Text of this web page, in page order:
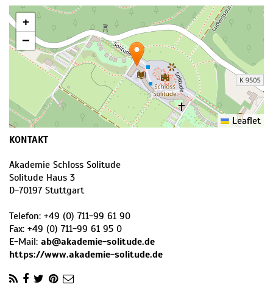
+
−
Leaflet
KONTAKT
Akademie Schloss Solitude
Solitude Haus 3
D-70197 Stuttgart
Telefon: +49 (0) 711-99 61 90
Fax: +49 (0) 711-99 61 95 0
E-Mail: ab@akademie-solitude.de
https://www.akademie-solitude.de